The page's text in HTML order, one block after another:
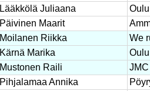
Lääkkölä Juliaana
Oulu
Päivinen Maarit
Moilanen Riikka
We
Kärnä Marika
Oulu
Mustonen Raili
Pihjalamaa Annika